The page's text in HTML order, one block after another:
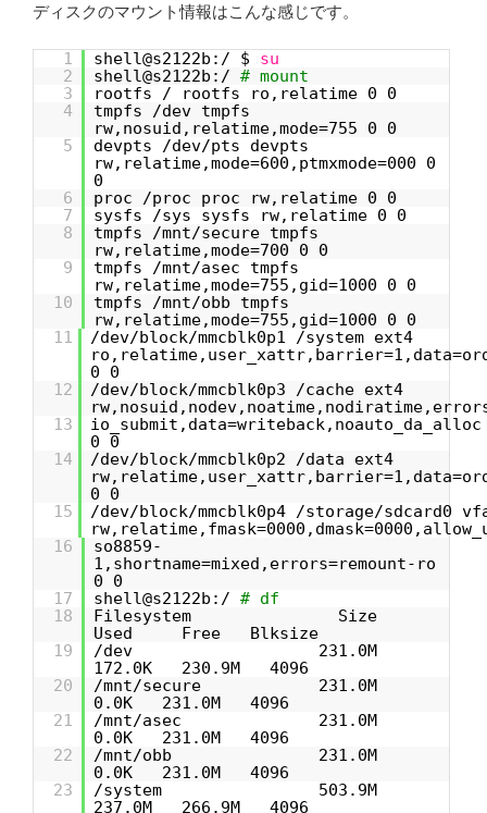
ディスクのマウント情報はこんな感じです。
1 shell@s2122b:/ $ su
2
shell@s2122b:/ # mount
3
rootfs / rootfs ro,relatime 0 0
4
tmpfs /dev tmpfs
rw,nosuid,relatime,mode=755 0 0
5
devpts /dev/pts devpts
rw,relatime,mode=600,ptmxmode=000 0
0
6
proc /proc proc rw,relatime 0 0
7
sysfs /sys sysfs rw,relatime 0 0
8
tmpfs /mnt/secure tmpfs
rw,relatime,mode=700 0 0
9
tmpfs /mnt/asec tmpfs
rw,relatime,mode=755,gid=1000 0 0
10
tmpfs /mnt/obb tmpfs
rw,relatime,mode=755,gid=1000 0 0
11
/dev/block/mmcblk0p1 /system ext4
0 0
12
/dev/block/mmcblk0p3 /cache ext4
13
io_submit,data=writeback,noauto_da_alloc
0 0
14
/dev/block/mmcblk0p2 /data ext4
0 0
15
/dev/block/mmcblk0p4 /storage/sdcard0
16
so8859-
1,shortname=mixed,errors=remount-ro
0 0
17
shell@s2122b:/ # df
18
Filesystem Size
Used Free Blksize
19
/dev 231.0M
172.0K 230.9M 4096
20
/mnt/secure 231.0M
0.0K 231.0M 4096
21
/mnt/asec 231.0M
0.0K 231.0M 4096
22
/mnt/obb 231.0M
0.0K 231.0M 4096
23
/system 503.9M
237.0M 266.9M 4096